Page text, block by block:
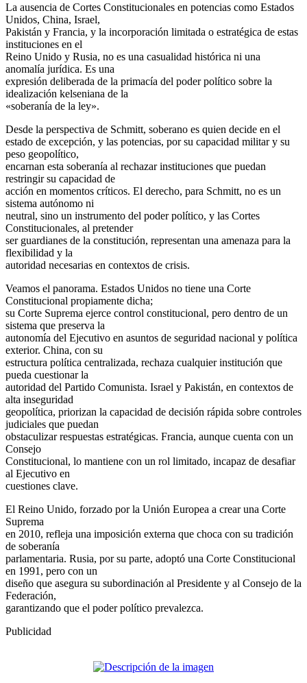
La ausencia de Cortes Constitucionales en potencias como Estados
Unidos, China, Israel,
Pakistán y Francia, y la incorporación limitada o estratégica de estas
instituciones en el
Reino Unido y Rusia, no es una casualidad histórica ni una
anomalía jurídica. Es una
expresión deliberada de la primacía del poder político sobre la
idealización kelseniana de la
«soberanía de la ley».
Desde la perspectiva de Schmitt, soberano es quien decide en el
estado de excepción, y las potencias, por su capacidad militar y su
peso geopolítico,
encarnan esta soberanía al rechazar instituciones que puedan
restringir su capacidad de
acción en momentos críticos. El derecho, para Schmitt, no es un
sistema autónomo ni
neutral, sino un instrumento del poder político, y las Cortes
Constitucionales, al pretender
ser guardianes de la constitución, representan una amenaza para la
flexibilidad y la
autoridad necesarias en contextos de crisis.
Veamos el panorama. Estados Unidos no tiene una Corte
Constitucional propiamente dicha;
su Corte Suprema ejerce control constitucional, pero dentro de un
sistema que preserva la
autonomía del Ejecutivo en asuntos de seguridad nacional y política
exterior. China, con su
estructura política centralizada, rechaza cualquier institución que
pueda cuestionar la
autoridad del Partido Comunista. Israel y Pakistán, en contextos de
alta inseguridad
geopolítica, priorizan la capacidad de decisión rápida sobre controles
judiciales que puedan
obstaculizar respuestas estratégicas. Francia, aunque cuenta con un
Consejo
Constitucional, lo mantiene con un rol limitado, incapaz de desafiar
al Ejecutivo en
cuestiones clave.
El Reino Unido, forzado por la Unión Europea a crear una Corte
Suprema
en 2010, refleja una imposición externa que choca con su tradición
de soberanía
parlamentaria. Rusia, por su parte, adoptó una Corte Constitucional
en 1991, pero con un
diseño que asegura su subordinación al Presidente y al Consejo de la
Federación,
garantizando que el poder político prevalezca.
Publicidad